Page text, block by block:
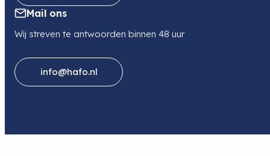
Mail ons
Wij streven te antwoorden binnen 48 uur
info@hafo.nl